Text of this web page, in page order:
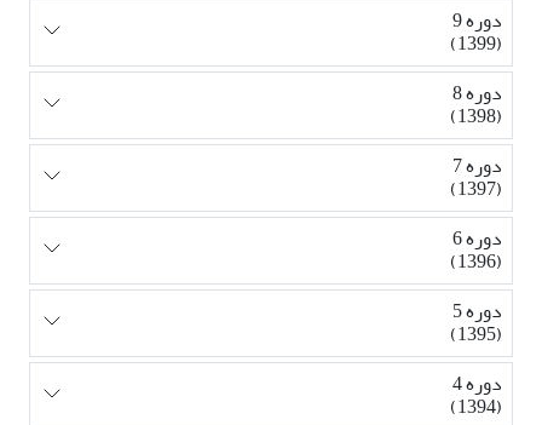
دوره 9
(1399)
دوره 8
(1398)
دوره 7
(1397)
دوره 6
(1396)
دوره 5
(1395)
دوره 4
(1394)